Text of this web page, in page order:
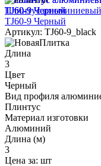
Плинтус
TJ60-9 Черный
Артикул: TJ60-9_black
Длина
3
Цвет
Черный
Вид профиля
Плинтус
Материал изготовки
Алюминий
Длина (м)
3
Цена за: шт